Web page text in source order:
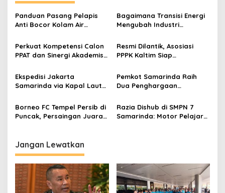
Panduan Pasang Pelapis
Anti Bocor Kolam Air
Bagaimana Transisi Energi
Mengubah Industri
Perkuat Kompetensi Calon
PPAT dan Sinergi Akademis,
Bimtek Ujian PPAT 2026
Resmi Dilantik, Asosiasi
PPPK Kaltim Siap
Karier Hingga Kawal Isu
Kontrak ke Pusat
Ekspedisi Jakarta
Samarinda via Kapal Laut
Lebih Efisien
Pemkot Samarinda Raih
Dua Penghargaan
Kalimantan 2026
Borneo FC Tempel Persib di
Puncak, Persaingan Juara
Razia Dishub di SMPN 7
Samarinda: Motor Pelajar
Jangan Lewatkan